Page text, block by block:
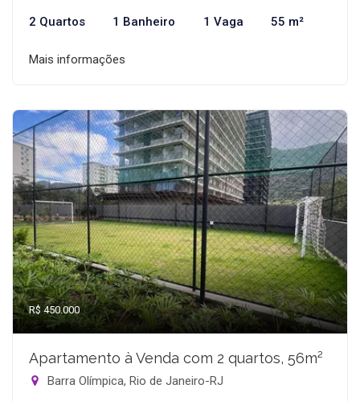
2 Quartos 1 Banheiro 1 Vaga 55 m²
Mais informações
R$ 450.000
Apartamento à Venda com 2 quartos, 56m²
Barra Olímpica, Rio de Janeiro-RJ